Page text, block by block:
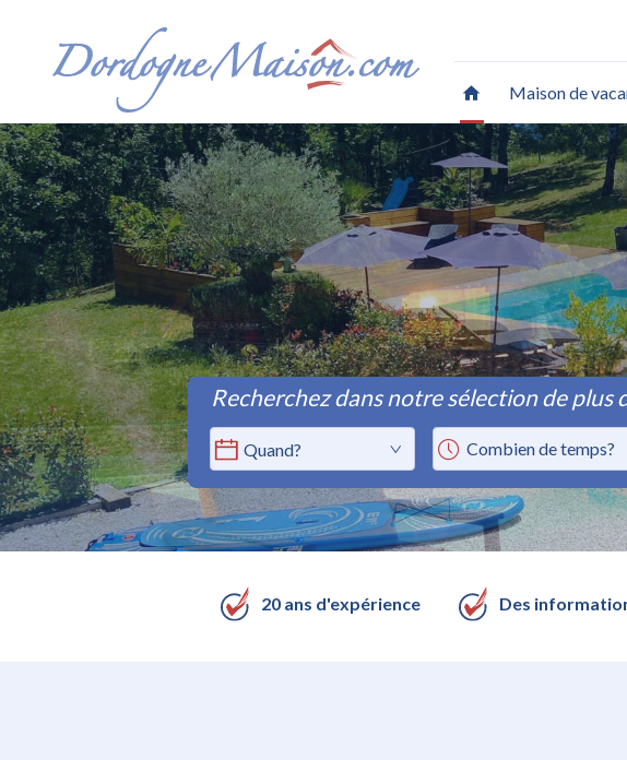
Maison de
Recherchez dans notre sélection de plus
Combien de temps?
20 ans d'expérience Des